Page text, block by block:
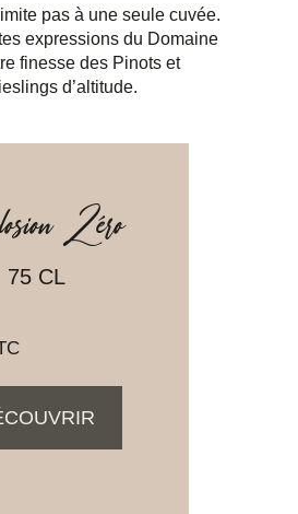
pas à une seule cuvée.
expressions du Domaine
finesse des Pinots et
d’altitude.
Zéro
75 CL